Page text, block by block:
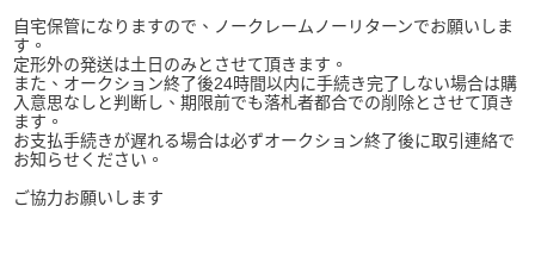
自宅保管になりますので、ノークレームノーリターンでお願いしま
す。
定形外の発送は土日のみとさせて頂きます。
また、オークション終了後24時間以内に手続き完了しない場合は購
入意思なしと判断し、期限前でも落札者都合での削除とさせて頂き
ます。
お支払手続きが遅れる場合は必ずオークション終了後に取引連絡で
お知らせください。
ご協力お願いします